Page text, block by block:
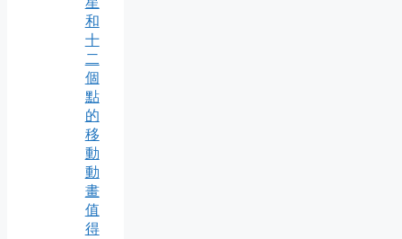
和
十
二
個
點
的
移
動
動
畫
值
得